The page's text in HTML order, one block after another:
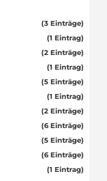
(3 Einträge)
(1 Eintrag)
(2 Einträge)
(1 Eintrag)
(5 Einträge)
(1 Eintrag)
(2 Einträge)
(6 Einträge)
(5 Einträge)
(6 Einträge)
(1 Eintrag)